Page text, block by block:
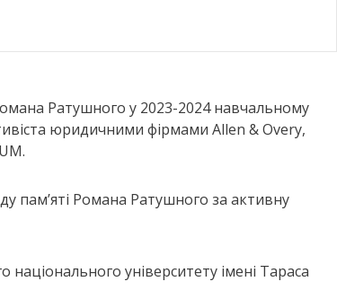
Ратушного у 2023-2024 навчальному
юридичними фірмами Allen & Overy,
пам’яті Романа Ратушного за активну
університету імені Тараса